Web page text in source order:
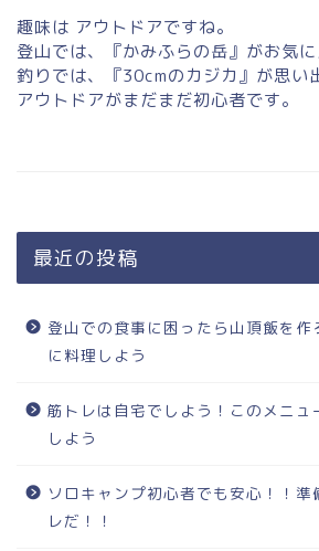
趣味は アウトドアですね。
登山では、『かみふらの岳』がお気に
釣りでは、『30cmのカジカ』が思い
アウトドアがまだまだ初心者です。
最近の投稿
登山での食事に困ったら山頂飯を作
に料理しよう
筋トレは自宅でしよう！このメニュ
しよう
ソロキャンプ初心者でも安心！！準
レだ！！